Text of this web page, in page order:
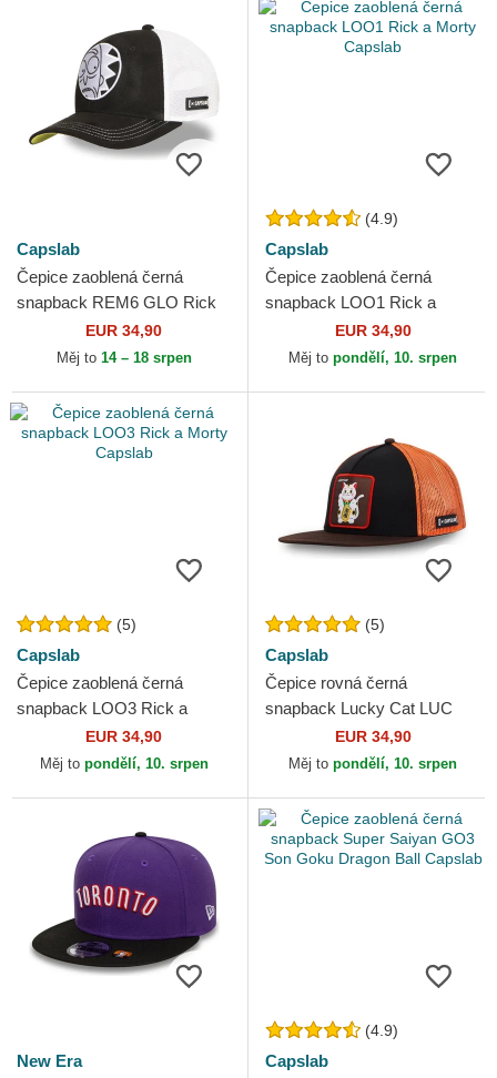
Capslab
Čepice zaoblená černá
snapback REM6 GLO Rick
Sanchez Rick a Morty
Capslab
EUR 34,90
Měj to 14 – 18 srpen
(4.9)
Capslab
Čepice zaoblená černá
snapback LOO1 Rick a
Morty CapslabEUR 34,90
Měj to pondělí, 10. srpen
(5)
Capslab
Čepice zaoblená černá
snapback LOO3 Rick a
Morty CapslabEUR 34,90
Měj to pondělí, 10. srpen
(5)
Capslab
Čepice rovná černá
snapback Lucky Cat LUC
Maneki-Neko Capslab
EUR 34,90
Měj to pondělí, 10. srpen
New Era
(4.9)
Capslab